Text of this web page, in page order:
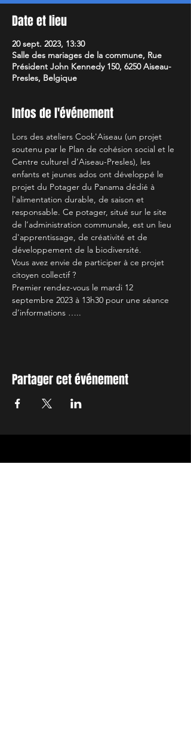
Date et lieu
20 sept. 2023, 13:30
Salle des mariages de la commune, Rue
Président John Kennedy 150, 6250 Aiseau-
Presles, Belgique
Infos de l'événement
Lors des ateliers Cook'Aiseau (un projet
soutenu par le Plan de cohésion social et le
Centre culturel d’Aiseau-Presles), les
enfants et jeunes ados ont développé le
projet du Potager du Panama dédié à
l'alimentation durable, de saison et
responsable. Ce potager, situé sur le site
de l’administration communale, est un lieu
d'apprentissage, de créativité et de
développement de la biodiversité.
Vous avez envie de participer à ce projet
citoyen collectif ?
Premier rendez-vous le mardi 12
septembre 2023 à 13h30 pour une séance
d’informations …..
Partager cet événement